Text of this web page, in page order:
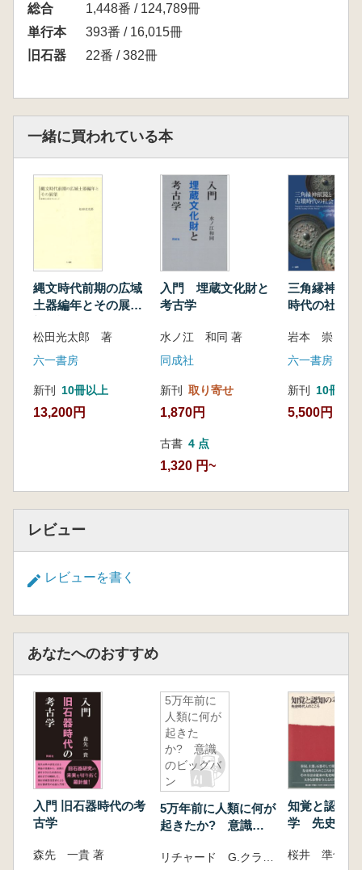
製作痕跡の分析による尖頭器製作技術の解明―
長野県伊那市神子柴遺跡出土資料を対象として
― (高倉 純)
有茎スクレイパーの利用法―続縄文文化の歴史
総合
1,448番 / 124,789冊
単行本
393番 / 16,015冊
旧石器
22番 / 382冊
一緒に買われている本
縄文時代前期の広域
土器編年とその展
心として
松田光太郎 著
六一書房
新刊 10冊以上
13,200円
入門 埋蔵文化財と
考古学
水ノ江 和同 著
同成社
新刊 取り寄せ
1,870円
古書 4 点
1,320 円~
三角縁神獣
時代の社会
岩本 崇 著
六一書房
新刊 10冊以上
5,500円
レビュー
レビューを書く
あなたへのおすすめ
入門 旧石器時代の考
古学
森先 一貴 著
5万年前に
人類に何が
起きた
か? 意識
のビッグバ
ン
5万年前に人類に何が
起きたか? 意識の
知覚と認知
学 先史時代
桜井 準也 著